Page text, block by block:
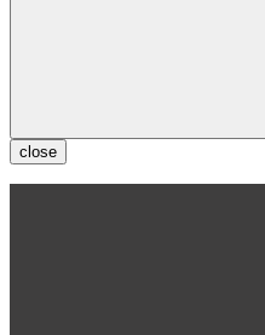
close